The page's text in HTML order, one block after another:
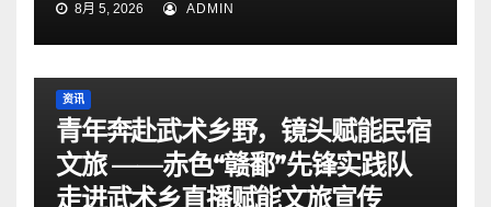
8月 5, 2026 ADMIN
资讯
青年奔赴武术乡野，镜头赋能民宿
文旅 ——赤色“赣鄱”先锋实践队
走进武术乡直播赋能文旅宣传